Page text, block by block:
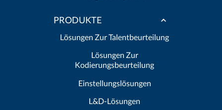
PRODUKTE
Lösungen Zur Talentbeurteilung
Lösungen Zur
Kodierungsbeurteilung
Einstellungslösungen
L&D-Lösungen